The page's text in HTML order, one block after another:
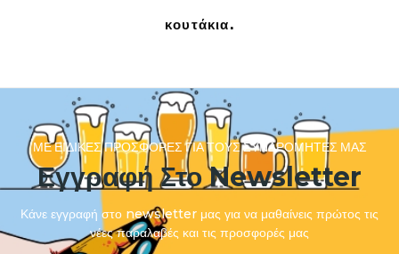
κουτάκια.
ΜΕ ΕΙΔΙΚΈΣ ΠΡΟΣΦΟΡΈΣ ΓΙΑ ΤΟΥΣ ΣΥΝΔΡΟΜΗΤΈΣ ΜΑΣ
Εγγραφή Στο Newsletter
Κάνε εγγραφή στο newsletter μας για να μαθαίνεις πρώτος τις
νέες παραλαβές και τις προσφορές μας